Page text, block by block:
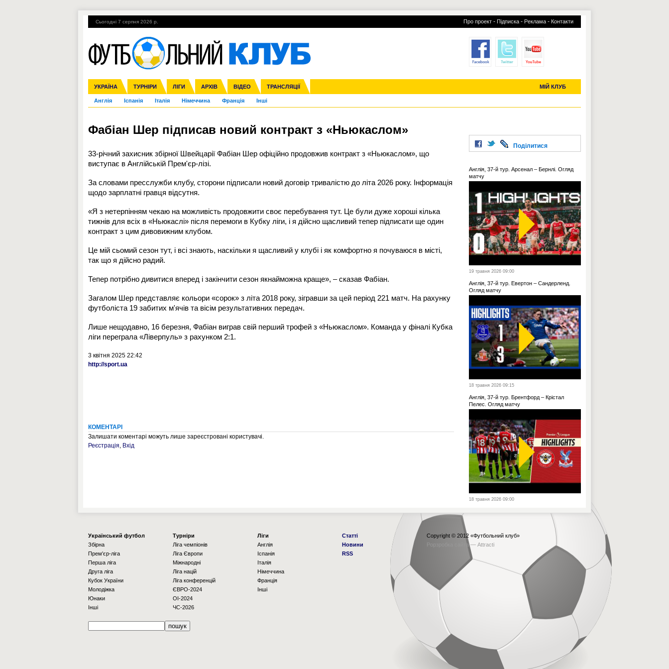
Сьогодні 7 серпня 2026 р. Про проект - Підписка - Реклама - Контакти
УКРАЇНА ТУРНІРИ ЛІГИ АРХІВ ВІДЕО ТРАНСЛЯЦІЇ МІЙ КЛУБ
Збірна Прем'єр-ліга Перша ліга Друга ліга Кубок України Молодіжка
Ліга чемпіонів Ліга Європи Міжнародні Ліга націй Ліга конференцій
Англія Іспанія Італія Німеччина Франція Інші
ЧС-2014 ЄВРО-2016 Росія Кубок конфедерацій ЧЄ-2015 (U-21)
Гарячі теми УПЛ, 1-й тур ВІЙНА УПЛ-ПЕРЕХОДИ УСІ ТРАНСФЕРИ
Фабіан Шер підписав новий контракт з «Ньюкаслом»
33-річний захисник збірної Швейцарії Фабіан Шер офіційно продовжив контракт з «Ньюкаслом», що
виступає в Англійській Прем'єр-лізі.
За словами пресслужби клубу, сторони підписали новий договір тривалістю до літа 2026 року. Інформація
щодо зарплатні гравця відсутня.
«Я з нетерпінням чекаю на можливість продовжити своє перебування тут. Це були дуже хороші кілька
тижнів для всіх в «Ньюкаслі» після перемоги в Кубку ліги, і я дійсно щасливий тепер підписати ще один
контракт з цим дивовижним клубом.
Це мій сьомий сезон тут, і всі знають, наскільки я щасливий у клубі і як комфортно я почуваюся в місті,
так що я дійсно радий.
Тепер потрібно дивитися вперед і закінчити сезон якнайможна краще», – сказав Фабіан.
Загалом Шер представляє кольори «сорок» з літа 2018 року, зігравши за цей період 221 матч. На рахунку
футболіста 19 забитих м'ячів та вісім результативних передач.
Лише нещодавно, 16 березня, Фабіан виграв свій перший трофей з «Ньюкаслом». Команда у фіналі Кубка
ліги переграла «Ліверпуль» з рахунком 2:1.
3 квітня 2025 22:42
http://sport.ua
КОМЕНТАРІ
Залишати коментарі можуть лише зареєстровані користувачі.
Реєстрація, Вхід
Поділитися
Англія, 37-й тур. Арсенал – Бернлі. Огляд
матчу
19 травня 2026 09:00
Англія, 37-й тур. Евертон – Сандерленд.
Огляд матчу
18 травня 2026 09:15
Англія, 37-й тур. Брентфорд – Крістал
Пелес. Огляд матчу
18 травня 2026 09:00
Українcький футбол
Збірна
Прем'єр-ліга
Перша ліга
Друга ліга
Кубок України
Молодіжка
Юнаки
Інші
Турніри
Ліга чемпіонів
Ліга Європи
Міжнародні
Ліга націй
Ліга конференцій
ЄВРО-2024
OI-2024
ЧС-2026
Ліги
Англія
Іспанія
Італія
Німеччина
Франція
Інші
Статті
Новини
RSS
Copyright © 2012 «Футбольний клуб»
Рорзробка сайта — Attracti